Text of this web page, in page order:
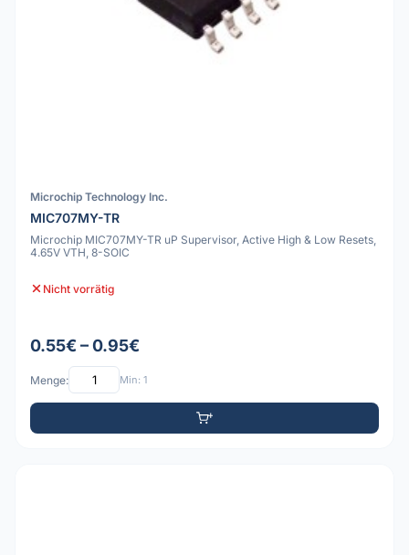
Microchip Technology Inc.
MIC707MY-TR
Microchip MIC707MY-TR uP Supervisor, Active High & Low Resets,
4.65V VTH, 8-SOIC
Nicht vorrätig
0.55€ – 0.95€
Menge: Min: 1